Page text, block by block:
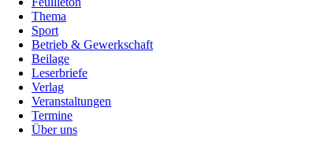
Thema
Sport
Betrieb & Gewerkschaft
Beilage
Leserbriefe
Verlag
Veranstaltungen
Termine
Über uns